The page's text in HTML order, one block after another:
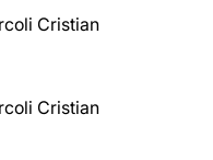
Cristian
Cristian